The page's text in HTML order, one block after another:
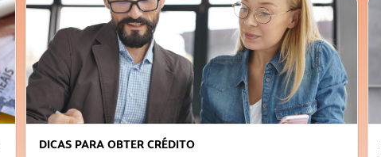
DICAS PARA OBTER CRÉDITO